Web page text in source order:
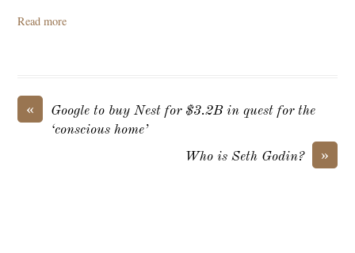
Read more
«
Google to buy Nest for $3.2B in quest for the
‘conscious home’
»
Who is Seth Godin?